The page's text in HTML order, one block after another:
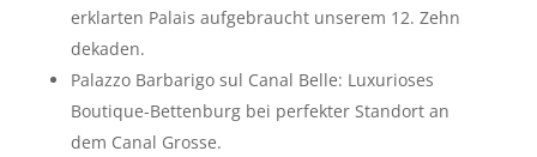
erklarten Palais aufgebraucht unserem 12. Zehn
dekaden.
Palazzo Barbarigo sul Canal Belle: Luxurioses
Boutique-Bettenburg bei perfekter Standort an
dem Canal Grosse.